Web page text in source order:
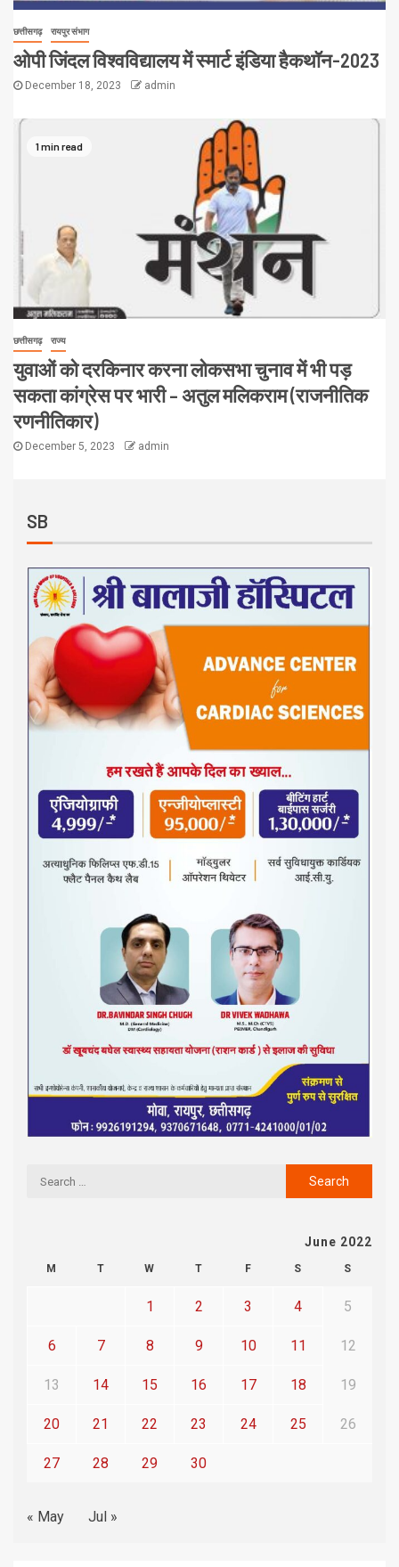
छत्तीसगढ़ रायपुर संभाग
ओपी जिंदल विश्वविद्यालय में स्मार्ट इंडिया हैकथॉन-2023
December 18, 2023 admin
1 min read
छत्तीसगढ़ राज्य
युवाओं को दरकिनार करना लोकसभा चुनाव में भी पड़
सकता कांग्रेस पर भारी – अतुल मलिकराम (राजनीतिक
रणनीतिकार)
December 5, 2023 admin
SB
June 2022
M T W T F S S
1 2 3 4 5
6 7 8 9 10 11 12
13 14 15 16 17 18 19
20 21 22 23 24 25 26
27 28 29 30
« May Jul »